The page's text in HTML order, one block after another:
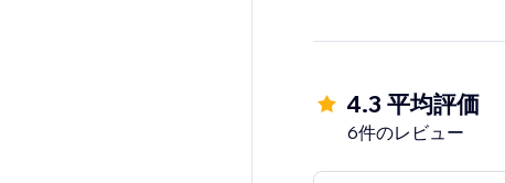
4.3 平均評価
6件のレビュー